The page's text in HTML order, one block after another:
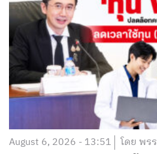
August 6, 2026 - 13:51 โดย พร